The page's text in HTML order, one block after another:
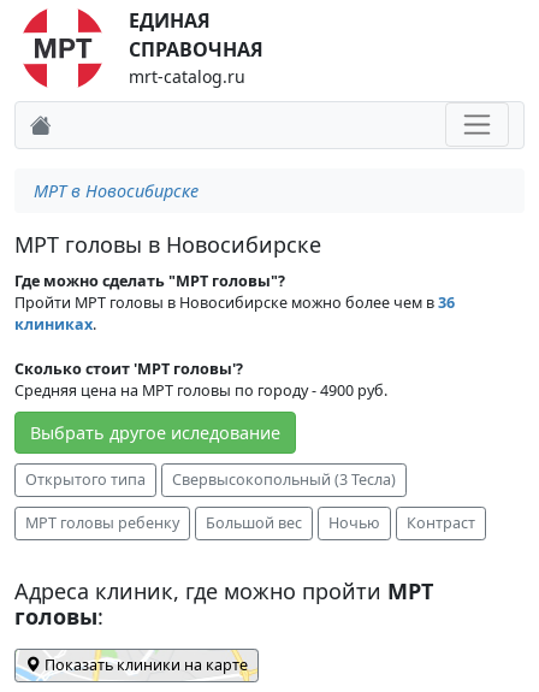
ЕДИНАЯ
СПРАВОЧНАЯ
mrt-catalog.ru
МРТ в Новосибирске
МРТ головы в Новосибирске
Где можно сделать "МРТ головы"?
Пройти МРТ головы в Новосибирске можно более чем в36
клиниках.
Сколько стоит 'МРТ головы'?
Средняя цена на МРТ головы по городу - 4900 руб.
Выбрать другое иследование
Открытого типа Свервысокопольный (3 Тесла)
МРТ головы ребенку Большой вес Ночью Контраст
Адреса клиник, где можно пройти МРТ
головы:
Показать клиники на карте